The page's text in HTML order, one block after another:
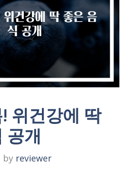
위건강에 딱
공개
by reviewer